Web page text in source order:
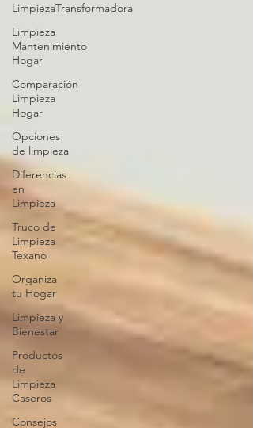
LimpiezaTransformadora
Limpieza
Mantenimiento
Hogar
Comparación
Limpieza
Hogar
Opciones
de limpieza
Diferencias
en
Limpieza
Truco de
Limpieza
Texano
Organiza
tu Hogar
Limpieza y
Bienestar
Productos
de
Limpieza
Caseros
Consejos